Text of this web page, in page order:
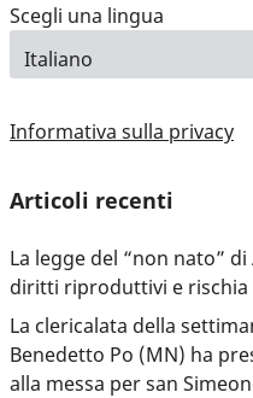
Scegli una lingua
Informativa sulla privacy
Articoli recenti
La legge del “non nato”
diritti riproduttivi e rischia
La clericalata della
Benedetto Po (MN) ha
alla messa per san